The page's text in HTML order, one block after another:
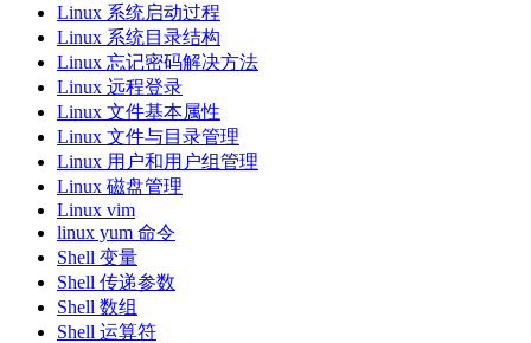
Linux 系统启动过程
Linux 系统目录结构
Linux 忘记密码解决方法
Linux 远程登录
Linux 文件基本属性
Linux 文件与目录管理
Linux 用户和用户组管理
Linux 磁盘管理
Linux vim
linux yum 命令
Shell 变量
Shell 传递参数
Shell 数组
Shell 运算符